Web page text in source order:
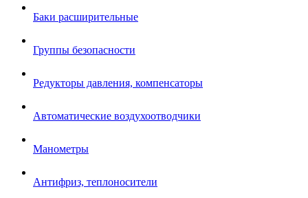
Баки расширительные
Группы безопасности
Редукторы давления, компенсаторы
Автоматические воздухоотводчики
Манометры
Антифриз, теплоносители